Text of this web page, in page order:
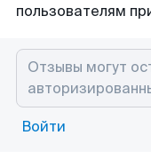
пользователям
Войти